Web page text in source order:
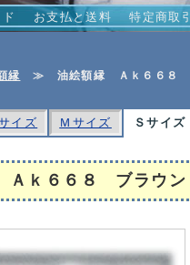
お支払と送料 特定商取
縁 ≫ 油絵額縁 Ａｋ６６８
イズ Ｍサイズ Ｓサイズ
Ａｋ６６８ ブラウ